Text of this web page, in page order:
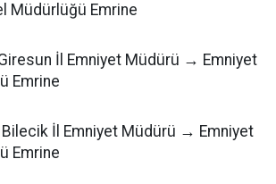
Müdürlüğü Emrine
İl Emniyet Müdürü → Emniyet
Emrine
İl Emniyet Müdürü → Emniyet
Emrine